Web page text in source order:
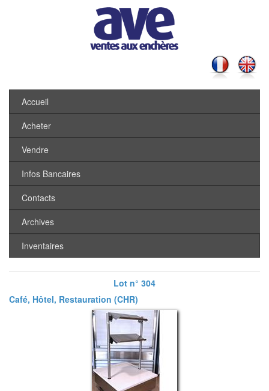
Accueil
Acheter
Vendre
Infos Bancaires
Contacts
Archives
Inventaires
Lot n° 304
Café, Hôtel, Restauration (CHR)